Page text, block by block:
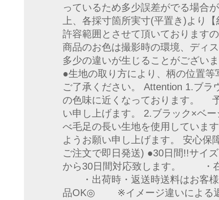
っているため多少誤差がでる場
上、各採寸箇所実寸(平置き)よ
許容範囲とさせて頂いております
商品のお色は撮影時の環境、ディ
多少の違いが生じることがござ
●生地の取り方により、柄の位置
ご了承ください。 Attention 1.ブラ
の色味に近くなっております。
い申し上げます。 2.ブラック×ベ
べ毛足の長い生地を使用してい
ようお願い申し上げます。 安心保
ご注文で即日発送) ●30日間!!サ
から30日間対応致します。 ・
・出荷時・返送時送料はお客様
品OK◎ ※イメージ違いによる